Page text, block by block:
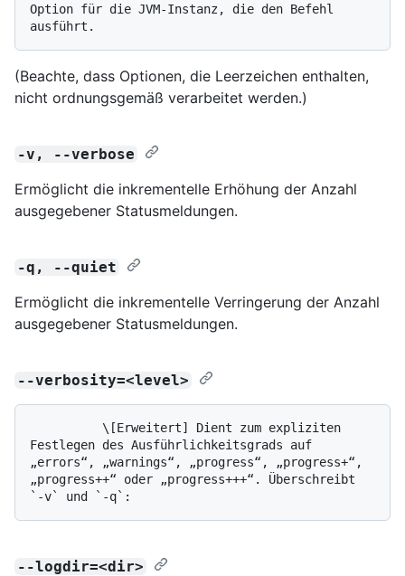
Option für die JVM-Instanz, die den Befehl
(Beachte, dass Optionen, die Leerzeichen enthalten,
nicht ordnungsgemäß verarbeitet werden.)
-v, --verbose
Ermöglicht die inkrementelle Erhöhung der Anzahl
ausgegebener Statusmeldungen.
-q, --quiet
Ermöglicht die inkrementelle Verringerung der Anzahl
ausgegebener Statusmeldungen.
--verbosity=<level>
Festlegen des Ausführlichkeitsgrads auf
„errors“, „warnings“, „progress“, „progress+“,
„progress++“ oder „progress+++“. Überschreibt
--logdir=<dir>